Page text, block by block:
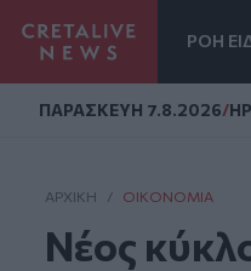
ΡΟΗ
ΠΑΡΑΣΚΕΥΗ 7.8.2026/
ΑΡΧΙΚΗ / ΟΙΚΟΝΟΜΊΑ
Νέος